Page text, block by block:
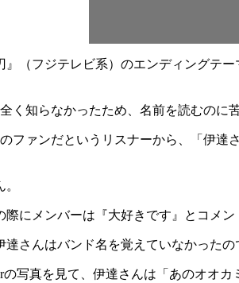
』（フジテレビ系）のエンディングテ
く知らなかったため、名前を読むのに
ファンだというリスナーから、「伊達
にメンバーは『大好きです』とコメン
さんはバンド名を覚えていなかったの
写真を見て、伊達さんは「あのオオカ